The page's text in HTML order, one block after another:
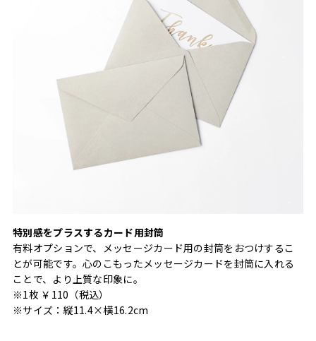
特別感をプラスするカード用封筒
有料オプションで、メッセージカード用の封筒をおつけするこ
とが可能です。心のこもったメッセージカードを封筒に入れる
ことで、より上質な印象に。
※1枚 ￥110（税込）
※サイズ：縦11.4×横16.2cm